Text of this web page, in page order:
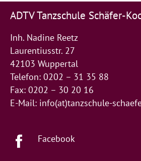
ADTV Tanzschule Schäfer-
Inh. Nadine Reetz
Laurentiusstr. 27
42103 Wuppertal
Telefon: 0202 – 31 35 88
Fax: 0202 – 30 20 16
E-Mail: info(at)tanzschule-
Facebook